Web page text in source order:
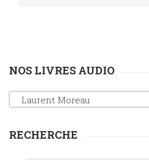
NOS LIVRES AUDIO
Laurent Moreau
RECHERCHE